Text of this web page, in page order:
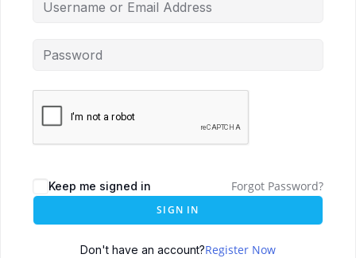
Keep me signed in Forgot Password?
SIGN IN
Don't have an account?Register Now